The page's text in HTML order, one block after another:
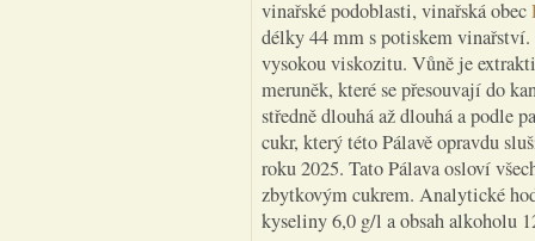
vinařské podoblasti, vinařská obec
délky 44 mm s potiskem
vysokou viskozitu. Vůně je
meruněk, které se přesouvají do
středně dlouhá až dlouhá a podle
cukr, který této Pálavě opravdu
roku 2025. Tato Pálava osloví
zbytkovým cukrem. Analytické
kyseliny 6,0 g/l a obsah alkoholu